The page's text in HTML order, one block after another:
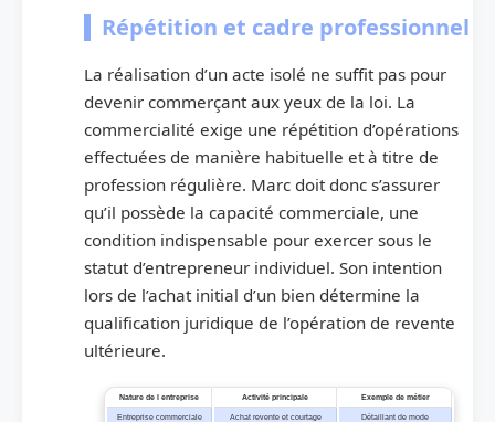
Répétition et cadre professionnel
La réalisation d’un acte isolé ne suffit pas pour
devenir commerçant aux yeux de la loi. La
commercialité exige une répétition d’opérations
effectuées de manière habituelle et à titre de
profession régulière. Marc doit donc s’assurer
qu’il possède la capacité commerciale, une
condition indispensable pour exercer sous le
statut d’entrepreneur individuel. Son intention
lors de l’achat initial d’un bien détermine la
qualification juridique de l’opération de revente
ultérieure.
Nature de l entreprise Activité principale Exemple de métier
Entreprise commerciale Achat revente et courtage Détaillant de mode